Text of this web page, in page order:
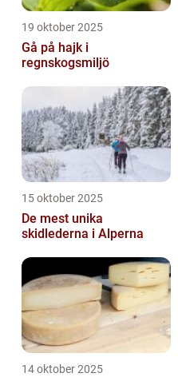
19 oktober 2025
Gå på hajk i
regnskogsmiljö
15 oktober 2025
De mest unika
skidlederna i Alperna
14 oktober 2025